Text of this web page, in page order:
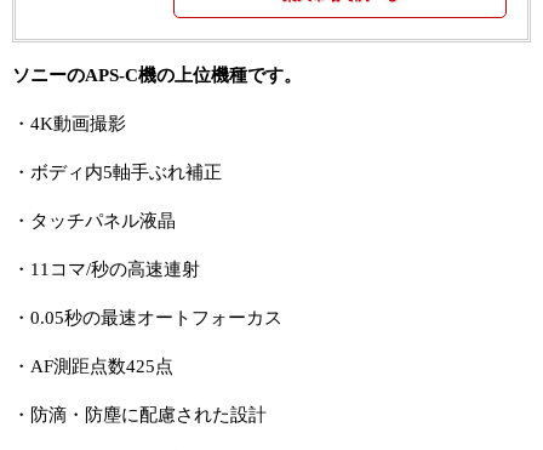
ソニーのAPS-C機の上位機種です。
・4K動画撮影
・ボディ内5軸手ぶれ補正
・タッチパネル液晶
・11コマ/秒の高速連射
・0.05秒の最速オートフォーカス
・AF測距点数425点
・防滴・防塵に配慮された設計